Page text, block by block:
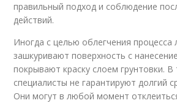
правильный подход и соблюдение
действий.
Иногда с целью облегчения процесса
зашкуривают поверхность с
покрывают краску слоем грунтовки. В
специалисты не гарантируют долгий
Они могут в любой момент